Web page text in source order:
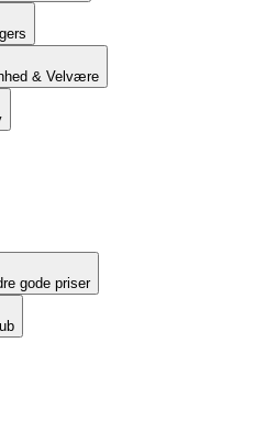
& Velvære
gode priser